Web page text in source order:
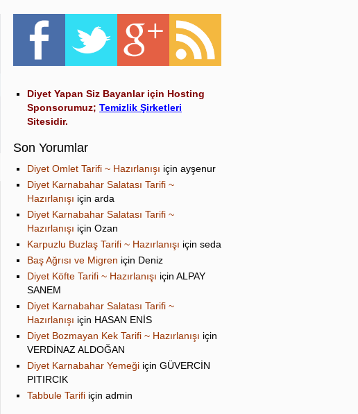
Diyet Yapan Siz Bayanlar için Hosting
Sponsorumuz; Temizlik Şirketleri
Sitesidir.
Son Yorumlar
Diyet Omlet Tarifi ~ Hazırlanışı için ayşenur
Diyet Karnabahar Salatası Tarifi ~
Hazırlanışı için arda
Diyet Karnabahar Salatası Tarifi ~
Hazırlanışı için Ozan
Karpuzlu Buzlaş Tarifi ~ Hazırlanışı için seda
Baş Ağrısı ve Migren için Deniz
Diyet Köfte Tarifi ~ Hazırlanışı için ALPAY
SANEM
Diyet Karnabahar Salatası Tarifi ~
Hazırlanışı için HASAN ENİS
Diyet Bozmayan Kek Tarifi ~ Hazırlanışı için
VERDİNAZ ALDOĞAN
Diyet Karnabahar Yemeği için GÜVERCİN
PITIRCIK
Tabbule Tarifi için admin